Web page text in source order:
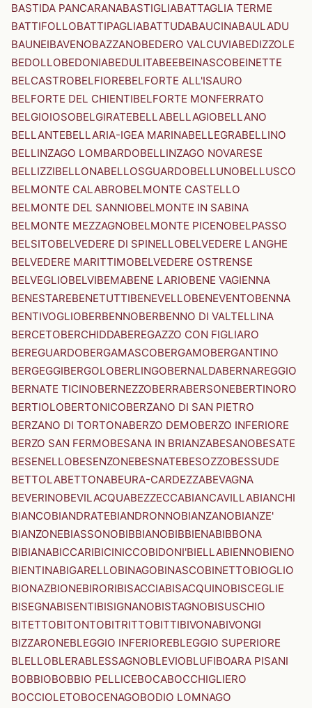
BASTIDA PANCARANABASTIGLIABATTAGLIA TERME
BATTIFOLLOBATTIPAGLIABATTUDABAUCINABAULADU
BAUNEIBAVENOBAZZANOBEDERO VALCUVIABEDIZZOLE
BEDOLLOBEDONIABEDULITABEEBEINASCOBEINETTE
BELCASTROBELFIOREBELFORTE ALL'ISAURO
BELFORTE DEL CHIENTIBELFORTE MONFERRATO
BELGIOIOSOBELGIRATEBELLABELLAGIOBELLANO
BELLANTEBELLARIA-IGEA MARINABELLEGRABELLINO
BELLINZAGO LOMBARDOBELLINZAGO NOVARESE
BELLIZZIBELLONABELLOSGUARDOBELLUNOBELLUSCO
BELMONTE CALABROBELMONTE CASTELLO
BELMONTE DEL SANNIOBELMONTE IN SABINA
BELMONTE MEZZAGNOBELMONTE PICENOBELPASSO
BELSITOBELVEDERE DI SPINELLOBELVEDERE LANGHE
BELVEDERE MARITTIMOBELVEDERE OSTRENSE
BELVEGLIOBELVIBEMABENE LARIOBENE VAGIENNA
BENESTAREBENETUTTIBENEVELLOBENEVENTOBENNA
BENTIVOGLIOBERBENNOBERBENNO DI VALTELLINA
BERCETOBERCHIDDABEREGAZZO CON FIGLIARO
BEREGUARDOBERGAMASCOBERGAMOBERGANTINO
BERGEGGIBERGOLOBERLINGOBERNALDABERNAREGGIO
BERNATE TICINOBERNEZZOBERRABERSONEBERTINORO
BERTIOLOBERTONICOBERZANO DI SAN PIETRO
BERZANO DI TORTONABERZO DEMOBERZO INFERIORE
BERZO SAN FERMOBESANA IN BRIANZABESANOBESATE
BESENELLOBESENZONEBESNATEBESOZZOBESSUDE
BETTOLABETTONABEURA-CARDEZZABEVAGNA
BEVERINOBEVILACQUABEZZECCABIANCAVILLABIANCHI
BIANCOBIANDRATEBIANDRONNOBIANZANOBIANZE'
BIANZONEBIASSONOBIBBIANOBIBBIENABIBBONA
BIBIANABICCARIBICINICCOBIDONI'BIELLABIENNOBIENO
BIENTINABIGARELLOBINAGOBINASCOBINETTOBIOGLIO
BIONAZBIONEBIRORIBISACCIABISACQUINOBISCEGLIE
BISEGNABISENTIBISIGNANOBISTAGNOBISUSCHIO
BITETTOBITONTOBITRITTOBITTIBIVONABIVONGI
BIZZARONEBLEGGIO INFERIOREBLEGGIO SUPERIORE
BLELLOBLERABLESSAGNOBLEVIOBLUFIBOARA PISANI
BOBBIOBOBBIO PELLICEBOCABOCCHIGLIERO
BOCCIOLETOBOCENAGOBODIO LOMNAGO